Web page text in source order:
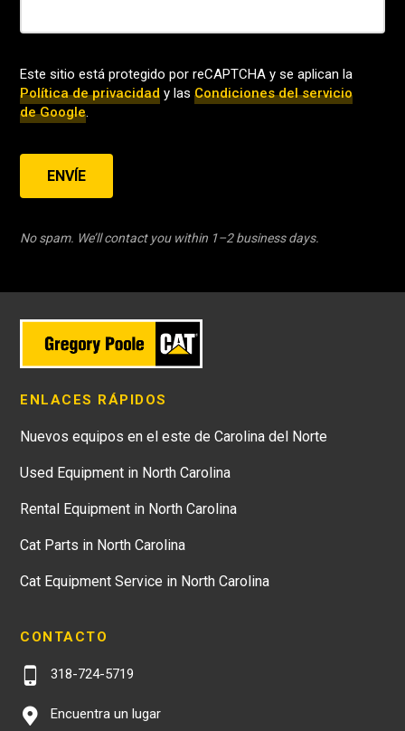
Este sitio está protegido por reCAPTCHA y se aplican la
Política de privacidad y las Condiciones del servicio
de Google.
ENVÍE
No spam. We’ll contact you within 1–2 business days.
ENLACES RÁPIDOS
Nuevos equipos en el este de Carolina del Norte
Used Equipment in North Carolina
Rental Equipment in North Carolina
Cat Parts in North Carolina
Cat Equipment Service in North Carolina
CONTACTO
318-724-5719
Encuentra un lugar